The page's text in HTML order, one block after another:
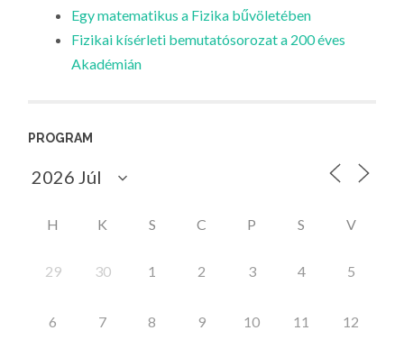
Egy matematikus a Fizika bűvöletében
Fizikai kísérleti bemutatósorozat a 200 éves
Akadémián
PROGRAM
H K S C P S V
29 30 1 2 3 4 5
6 7 8 9 10 11 12